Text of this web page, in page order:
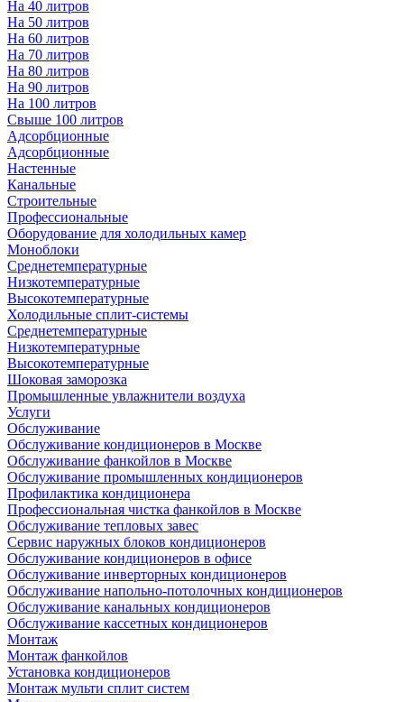
На 40 литров
На 50 литров
На 60 литров
На 70 литров
На 80 литров
На 90 литров
На 100 литров
Свыше 100 литров
Адсорбционные
Адсорбционные
Настенные
Канальные
Строительные
Профессиональные
Оборудование для холодильных камер
Моноблоки
Среднетемпературные
Низкотемпературные
Высокотемпературные
Холодильные сплит-системы
Среднетемпературные
Низкотемпературные
Высокотемпературные
Шоковая заморозка
Промышленные увлажнители воздуха
Услуги
Обслуживание
Обслуживание кондиционеров в Москве
Обслуживание фанкойлов в Москве
Обслуживание промышленных кондиционеров
Профилактика кондиционера
Профессиональная чистка фанкойлов в Москве
Обслуживание тепловых завес
Сервис наружных блоков кондиционеров
Обслуживание кондиционеров в офисе
Обслуживание инверторных кондиционеров
Обслуживание напольно-потолочных кондиционеров
Обслуживание канальных кондиционеров
Обслуживание кассетных кондиционеров
Монтаж
Монтаж фанкойлов
Установка кондиционеров
Монтаж мульти сплит систем